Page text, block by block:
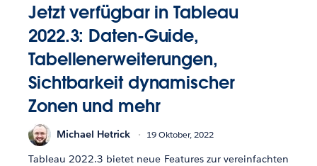
Jetzt verfügbar in Tableau
2022.3: Daten-Guide,
Tabellenerweiterungen,
Sichtbarkeit dynamischer
Zonen und mehr
Michael Hetrick 19 Oktober, 2022
Tableau 2022.3 bietet neue Features zur vereinfachten